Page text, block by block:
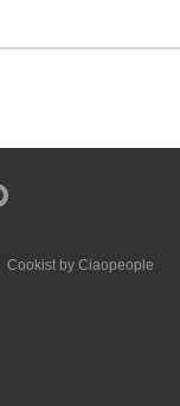
Cookist by Ciaopeople